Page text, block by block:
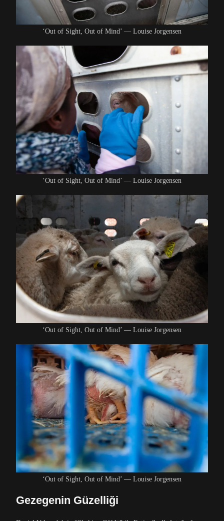
‘Out of Sight, Out of Mind’ — Louise Jorgensen
‘Out of Sight, Out of Mind’ — Louise Jorgensen
‘Out of Sight, Out of Mind’ — Louise Jorgensen
‘Out of Sight, Out of Mind’ — Louise Jorgensen
Gezegenin Güzelliği